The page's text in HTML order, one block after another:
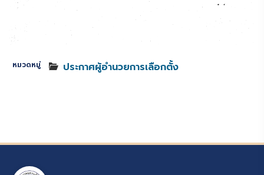
หมวดหมู่ ประกาศผู้อำนวยการเลือกตั้ง